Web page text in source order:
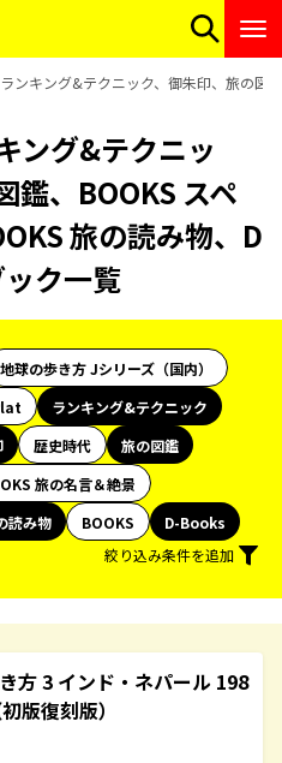
ンキング&テクニック、御朱印、旅の図
ング&テクニッ
鑑、BOOKS スペ
旅の読み物、D
ク一覧
地球の歩き方 Jシリーズ（国内）
ランキング&テクニック
歴史時代
旅の図鑑
旅の名言＆絶景
読み物 BOOKS
D-Books
絞り込み条件を追加
方 3 インド・ネパール 198
版復刻版）